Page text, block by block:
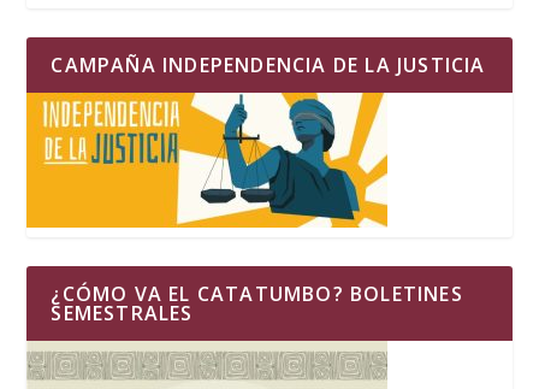
CAMPAÑA INDEPENDENCIA DE LA JUSTICIA
¿CÓMO VA EL CATATUMBO? BOLETINES
SEMESTRALES